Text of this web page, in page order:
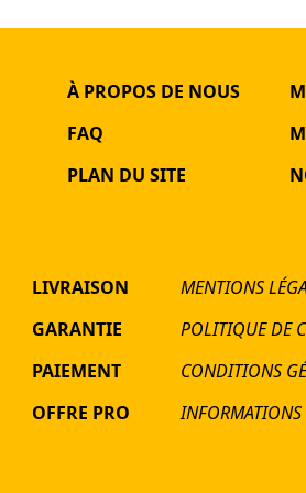
À PROPOS DE NOUS
FAQ
PLAN DU SITE
LIVRAISON
GARANTIE
PAIEMENT
OFFRE PRO
MENTIONS
POLITIQUE DE
CONDITIONS
INFORMATIONS